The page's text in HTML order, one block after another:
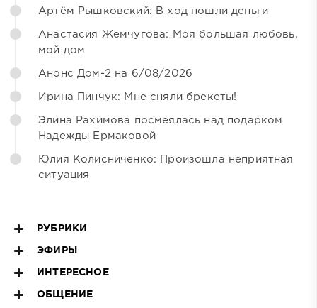
Артём Рышковский: В ход пошли деньги
Анастасия Жемчугова: Моя большая любовь,
мой дом
Анонс Дом-2 на 6/08/2026
Ирина Пинчук: Мне сняли брекеты!
Элина Рахимова посмеялась над подарком
Надежды Ермаковой
Юлия Колисниченко: Произошла неприятная
ситуация
РУБРИКИ
ЭФИРЫ
ИНТЕРЕСНОЕ
ОБЩЕНИЕ